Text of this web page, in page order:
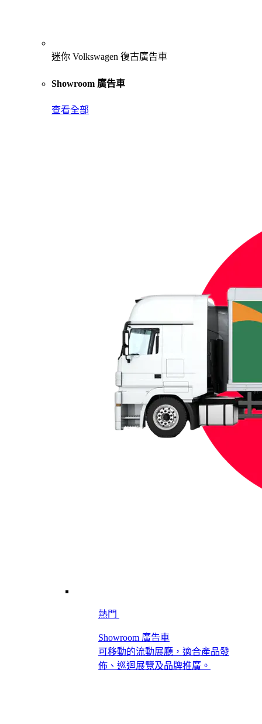
迷你 Volkswagen 復古廣告車
Showroom 廣告車
查看全部
熱門
Showroom 廣告車
可移動的流動展廳，適合產品發
佈、巡迴展覽及品牌推廣。